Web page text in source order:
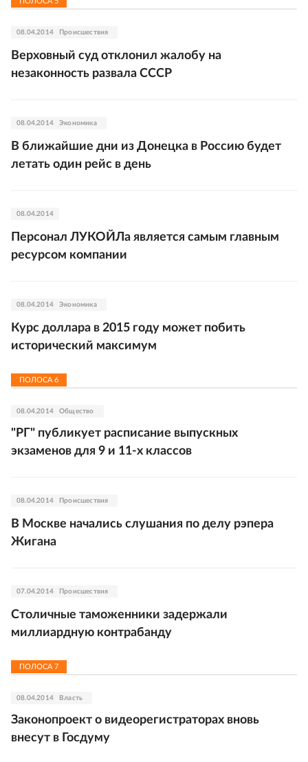
08.04.2014 Происшествия
Верховный суд отклонил жалобу на
незаконность развала СССР
08.04.2014 Экономика
В ближайшие дни из Донецка в Россию будет
летать один рейс в день
08.04.2014
Персонал ЛУКОЙЛа является самым главным
ресурсом компании
08.04.2014 Экономика
Курс доллара в 2015 году может побить
исторический максимум
ПОЛОСА 6
08.04.2014 Общество
"РГ" публикует расписание выпускных
экзаменов для 9 и 11-х классов
08.04.2014 Происшествия
В Москве начались слушания по делу рэпера
Жигана
07.04.2014 Происшествия
Столичные таможенники задержали
миллиардную контрабанду
ПОЛОСА 7
08.04.2014 Власть
Законопроект о видеорегистраторах вновь
внесут в Госдуму